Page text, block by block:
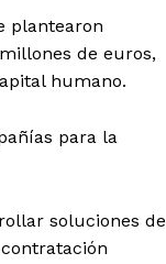
plantearon
de euros,
humano.
para la
soluciones de